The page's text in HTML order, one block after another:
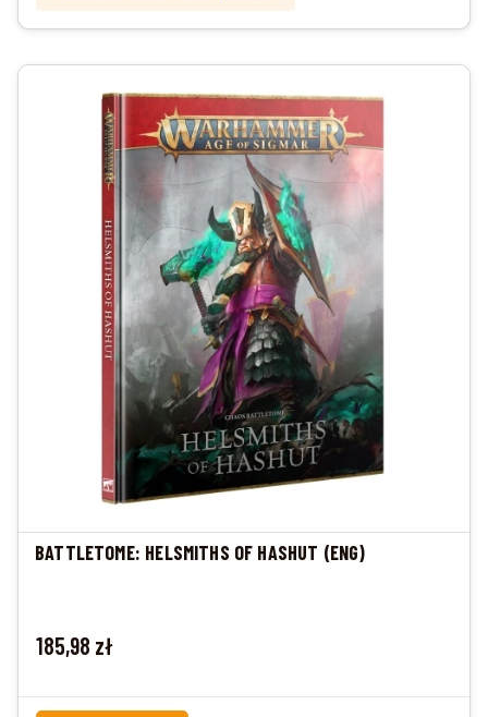
BATTLETOME: HELSMITHS OF HASHUT (ENG)
Cena
185,98 zł